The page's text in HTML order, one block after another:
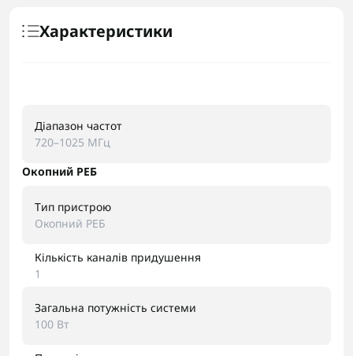
Характеристики
Діапазон частот
720–1025 МГц
Окопний РЕБ
Тип пристрою
Окопний РЕБ
Кількість каналів придушення
1
Загальна потужність системи
100 Вт